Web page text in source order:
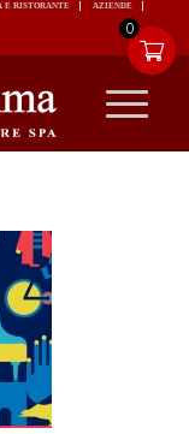
0
PRENOTA SPA E RISTORANTE